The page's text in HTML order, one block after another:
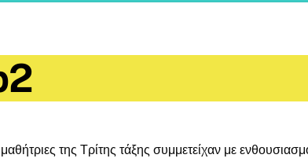
της Τρίτης τάξης συμμετείχαν με